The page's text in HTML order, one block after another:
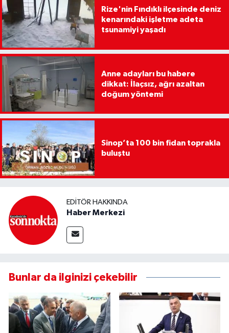
Rize'nin Fındıklı ilçesinde deniz
kenarındaki işletme adeta
tsunamiyi yaşadı
Anne adayları bu habere
dikkat: İlaçsız, ağrı azaltan
doğum yöntemi
Sinop’ta 100 bin fidan toprakla
buluştu
EDITÖR HAKKINDA
Haber Merkezi
Bunlar da ilginizi çekebilir